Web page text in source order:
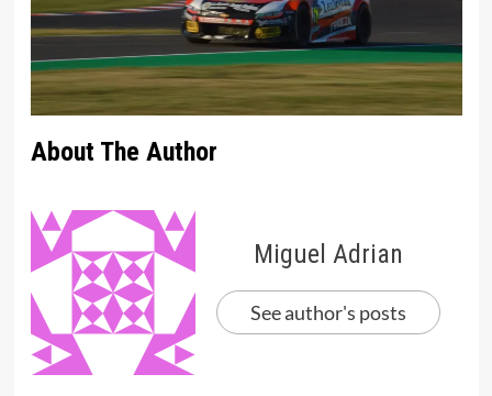
About The Author
Miguel Adrian
See author's posts